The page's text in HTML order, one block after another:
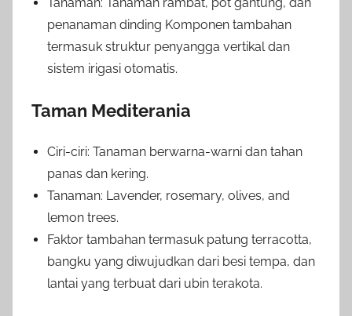
penanaman dinding Komponen tambahan
termasuk struktur penyangga vertikal dan
sistem irigasi otomatis.
Taman Mediterania
Ciri-ciri: Tanaman berwarna-warni dan tahan
panas dan kering.
Tanaman: Lavender, rosemary, olives, and
lemon trees.
Faktor tambahan termasuk patung terracotta,
bangku yang diwujudkan dari besi tempa, dan
lantai yang terbuat dari ubin terakota.